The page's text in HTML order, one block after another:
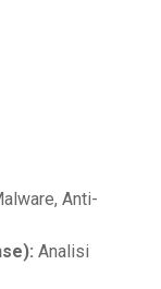
Anti-
Analisi